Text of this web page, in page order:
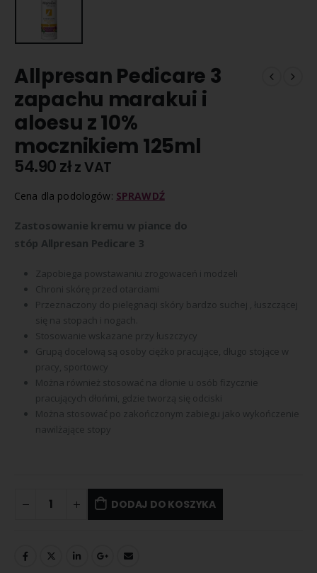
Allpresan Pedicare 3
zapachu marakui i
aloesu z 10%
mocznikiem 125ml
54.90zł z VAT
Cena dla podologów: SPRAWDŹ
Zastosowanie kremu w piance do
stóp Allpresan Pedicare 3
Zapobiega powstawaniu zrogowaceń i modzeli
Chroni skórę przed otarciami
Przeznaczony do pielęgnacji skóry bardzo suchej , łuszczącej
się na stopach i nogach.
Stosowanie wskazane przy łuszczycy
Grupą docelową są osoby ciężko pracujące, długo stojące w
pracy, sportowcy
Można również stosować na dłonie u osób fizycznie
pracujących dłońmi, gdzie tworzą się odciski
Można stosować po zakończonym zabiegu jako wykończenie
nawilżające stopy
DODAJ DO KOSZYKA